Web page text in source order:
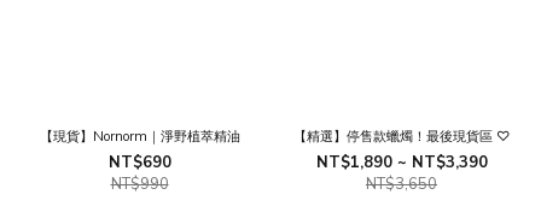
【現貨】Nornorm｜淨野植萃精油
NT$690
NT$990
【精選】停售款蠟燭！最後現貨區 ♡
NT$1,890 ~ NT$3,390
NT$3,650